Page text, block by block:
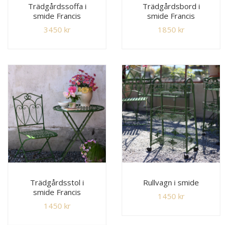
Trädgårdssoffa i
smide Francis
3450 kr
Trädgårdsbord i
smide Francis
1850 kr
Trädgårdsstol i
smide Francis
1450 kr
Rullvagn i smide
1450 kr